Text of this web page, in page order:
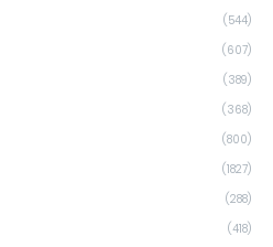
(544)
(607)
(389)
(368)
(800)
(1827)
(288)
(418)